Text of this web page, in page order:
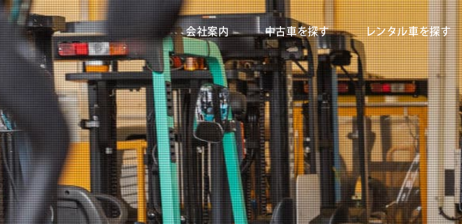
会社案内 中古車を探す レンタル車を探す